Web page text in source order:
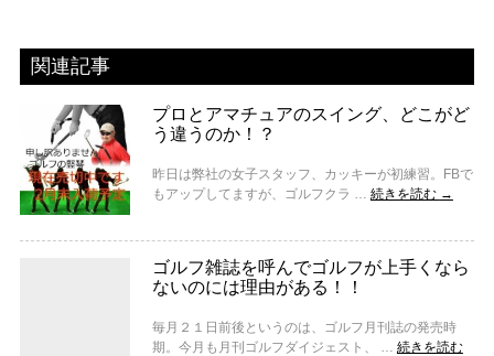
関連記事
プロとアマチュアのスイング、どこがど
う違うのか！？
昨日は弊社の女子スタッフ、カッキーが初練習。FBで
もアップしてますが、ゴルフクラ … 続きを読む →
ゴルフ雑誌を呼んでゴルフが上手くなら
ないのには理由がある！！
毎月２１日前後というのは、ゴルフ月刊誌の発売時
期。今月も月刊ゴルフダイジェスト、 … 続きを読む